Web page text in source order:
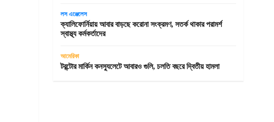
লস এঞ্জেলেস
ক্যালিফোর্নিয়ায় আবার বাড়ছে করোনা সংক্রমণ, সতর্ক থাকার পরামর্শ
স্বাস্থ্য কর্মকর্তাদের
আমেরিকা
টরন্টোর মার্কিন কনস্যুলেটে আবারও গুলি, চলতি বছরে দ্বিতীয় হামলা